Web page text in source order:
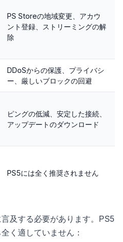
PS Storeの地域変更、アカウ
ント登録、ストリーミングの解
除
DDoSからの保護、プライバシ
ー、厳しいブロックの回避
ピングの低減、安定した接続、
アップデートのダウンロード
PS5には全く推奨されません
及する必要があります。PS5
く適していません：